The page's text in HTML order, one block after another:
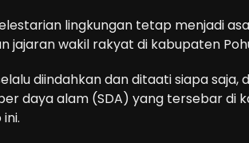
lingkungan tetap menjadi
jajaran wakil rakyat di kabupaten
diindahkan dan ditaati siapa saja,
daya alam (SDA) yang tersebar di